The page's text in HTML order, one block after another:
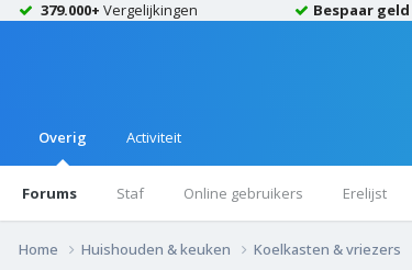
379.000+ Vergelijkingen Bespaar geld
Overig
Forums Staf Online gebruikers Erelijst
Activiteit
Home Huishouden & keuken Koelkasten & vriezers